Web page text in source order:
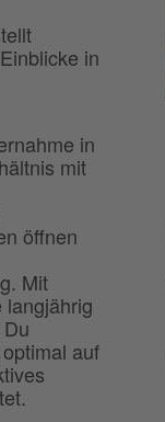
in
in
mit
öffnen
Mit
langjährig
auf